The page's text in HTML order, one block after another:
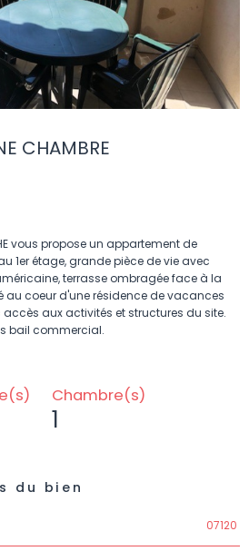
CHAMBRE
vous propose un appartement de
1er étage, grande pièce de vie avec
terrasse ombragée face à la
au coeur d'une résidence de vacances
accès aux activités et structures du site.
bail commercial.
Chambre(s)
1
du bien
07120